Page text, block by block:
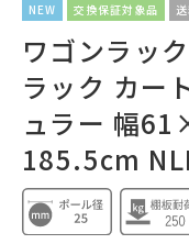
NEW 交換保証対象品
ワゴンラッ
ラック カー
ュラー 幅
185.5cm